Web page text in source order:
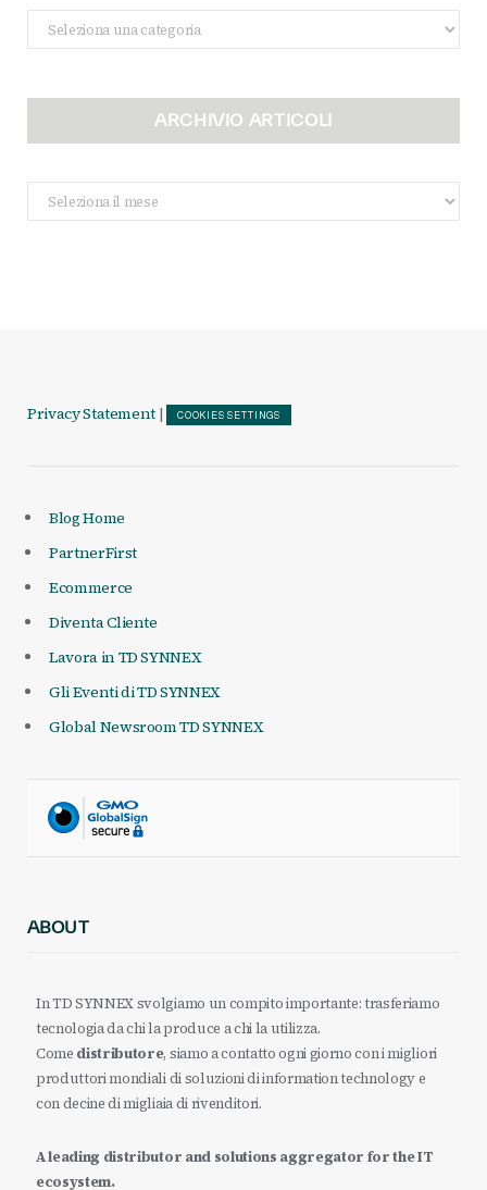
Categorie
ARCHIVIO ARTICOLI
Archivio
Articoli
Privacy Statement | COOKIES SETTINGS
Blog Home
PartnerFirst
Ecommerce
Diventa Cliente
Lavora in TD SYNNEX
Gli Eventi di TD SYNNEX
Global Newsroom TD SYNNEX
ABOUT
In TD SYNNEX svolgiamo un compito importante: trasferiamo
tecnologia da chi la produce a chi la utilizza.
Come distributore, siamo a contatto ogni giorno con i migliori
produttori mondiali di soluzioni di information technology e
con decine di migliaia di rivenditori.
A leading distributor and solutions aggregator for the IT
ecosystem.